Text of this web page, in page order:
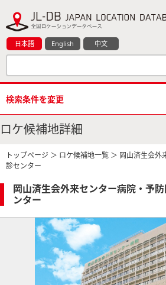
日本語 English 中文
検索条件を変更
ロケ候補地詳細
トップページ ＞ ロケ候補地一覧 ＞ 岡山済生会外
診センター
岡山済生会外来センター病院・予
ンター